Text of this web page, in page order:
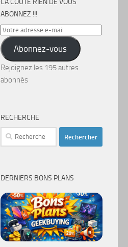
CA COÛTE RIEN DE VOUS
ABONNEZ !!!
Votre
adresse
e-
mail
Abonnez-vous
Rejoignez les 195 autres
abonnés
RECHERCHE
Rechercher :
DERNIERS BONS PLANS